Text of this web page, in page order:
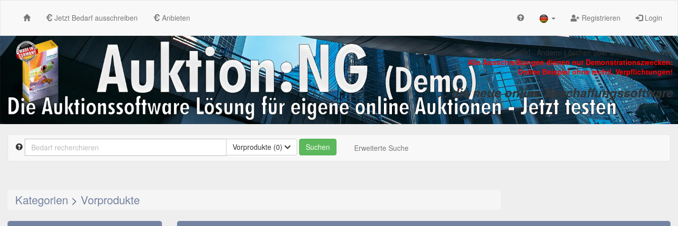
Jetzt Bedarf ausschreiben Anbieten Registrieren Login
[Kopfbereich] - Ändern/ Löschen über linkes Sprachmenü.
Alle Ausschreibungen dienen nur Demonstrationszwecken:
Online Beispiel ohne rechtl. Verpflichtungen!
... die neue online Beschaffungssoftware
Vorprodukte (0) Erweiterte Suche
Kategorien > Vorprodukte